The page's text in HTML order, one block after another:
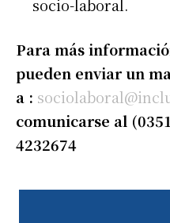
socio-laboral.
Para más
pueden enviar un
a :
comunicarse al
4232674